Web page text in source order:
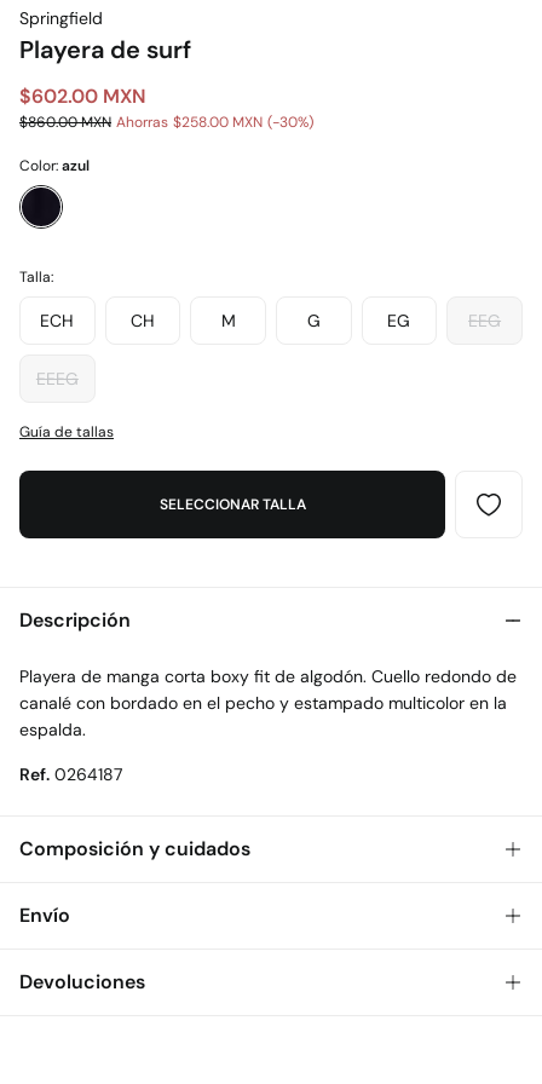
Springfield
Playera de surf
$602.00 MXN
$860.00 MXN Ahorras $258.00 MXN 30
Color:azul
Talla:
ECH CH M G EG EEG
EEEG
Guía de tallas
SELECCIONAR TALLA
Descripción
Playera de manga corta boxy fit de algodón. Cuello redondo de
canalé con bordado en el pecho y estampado multicolor en la
espalda.
Ref. 0264187
Composición y cuidados
Composición
Cuidados
Envío
Envío a tienda: 2-5 días.
Devoluciones